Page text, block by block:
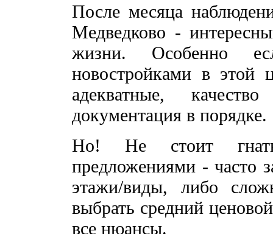
После месяца
Медведково -
жизни. Особенно
новостройками в этой
адекватные,
документация в порядке.
Но! Не стоит
предложениями - часто
этажи/виды, либо
выбрать средний
все нюансы.